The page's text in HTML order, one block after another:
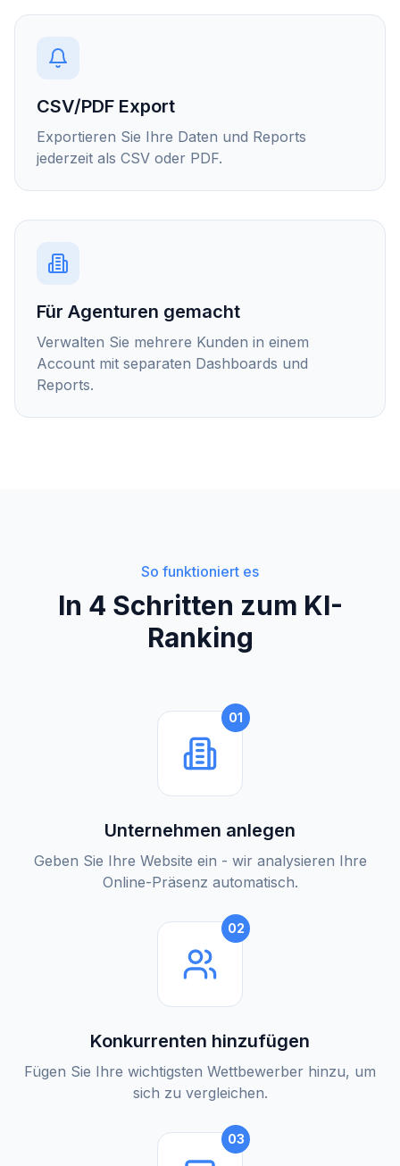
CSV/PDF Export
Exportieren Sie Ihre Daten und Reports
jederzeit als CSV oder PDF.
Für Agenturen gemacht
Verwalten Sie mehrere Kunden in einem
Account mit separaten Dashboards und
Reports.
So funktioniert es
In 4 Schritten zum KI-
Ranking
01
Unternehmen anlegen
Geben Sie Ihre Website ein - wir analysieren Ihre
Online-Präsenz automatisch.
02
Konkurrenten hinzufügen
Fügen Sie Ihre wichtigsten Wettbewerber hinzu, um
sich zu vergleichen.
03